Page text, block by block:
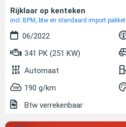
Rijklaar op kenteken
incl. BPM, btw en standaard import pakket
06/2022
341 PK (251 KW)
Automaat
190 g/km
Btw verrekenbaar